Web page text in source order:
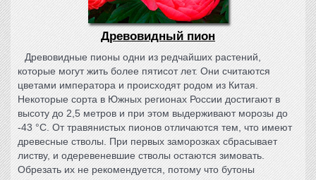
Древовидный пион
Древовидные пионы одни из редчайших растений,
которые могут жить более пятисот лет. Они считаются
цветами императора и происходят родом из Китая.
Некоторые сорта в Южных регионах России достигают в
высоту до 2,5 метров и при этом выдерживают морозы до
-43 °С. От травянистых пионов отличаются тем, что имеют
древесные стволы. При первых заморозках сбрасывает
листву, и одеревеневшие стволы остаются зимовать.
Обрезать их не рекомендуется, потому что бутоны